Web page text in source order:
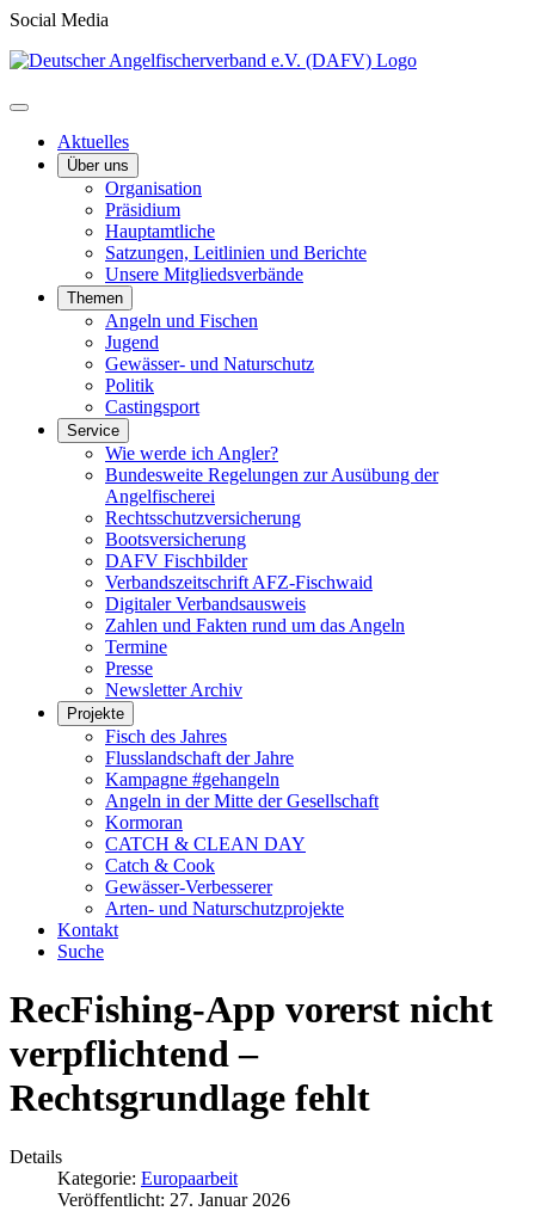
Social Media
Aktuelles
Über uns
Organisation
Präsidium
Hauptamtliche
Satzungen, Leitlinien und Berichte
Unsere Mitgliedsverbände
Themen
Angeln und Fischen
Jugend
Gewässer- und Naturschutz
Politik
Castingsport
Service
Wie werde ich Angler?
Bundesweite Regelungen zur Ausübung der
Angelfischerei
Rechtsschutzversicherung
Bootsversicherung
DAFV Fischbilder
Verbandszeitschrift AFZ-Fischwaid
Digitaler Verbandsausweis
Zahlen und Fakten rund um das Angeln
Termine
Presse
Newsletter Archiv
Projekte
Fisch des Jahres
Flusslandschaft der Jahre
Kampagne #gehangeln
Angeln in der Mitte der Gesellschaft
Kormoran
CATCH & CLEAN DAY
Catch & Cook
Gewässer-Verbesserer
Arten- und Naturschutzprojekte
Kontakt
Suche
RecFishing-App vorerst nicht
verpflichtend –
Rechtsgrundlage fehlt
Details
Kategorie: Europaarbeit
Veröffentlicht: 27. Januar 2026